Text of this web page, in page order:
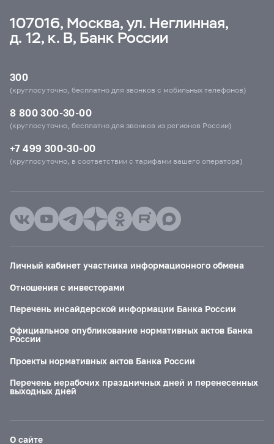
107016, Москва, ул. Неглинная,
д. 12, к. В, Банк России
300
(круглосуточно, бесплатно для звонков с мобильных телефонов)
8 800 300-30-00
(круглосуточно, бесплатно для звонков из регионов России)
+7 499 300-30-00
(круглосуточно, в соответствии с тарифами вашего оператора)
Личный кабинет участника информационного обмена
Отношения с инвесторами
Перечень инсайдерской информации Банка России
Официальное опубликование нормативных актов Банка
России
Проекты нормативных актов Банка России
Перечень нерабочих праздничных дней и перенесенных
выходных дней
О сайте